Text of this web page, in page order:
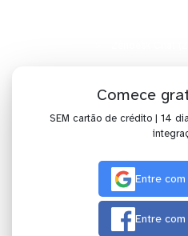
Comece
SEM cartão de crédito | 14
Entre
Entre